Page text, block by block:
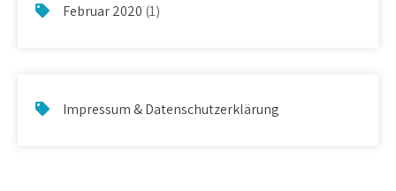
Februar 2020 (1)
Impressum & Datenschutzerklärung